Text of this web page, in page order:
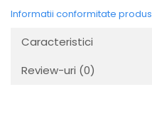
Informatii conformitate produs
Caracteristici
Review-uri (0)